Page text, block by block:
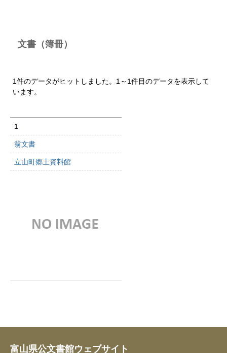
文書（簿冊）
1件のデータがヒットしました。1～1件目のデータを表示して
います。
1
翁文書
立山町郷土資料館
富山県公文書館ウェブサイト